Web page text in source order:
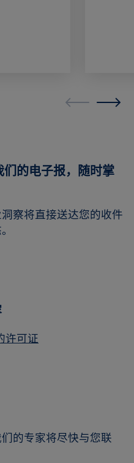
的电子报，随时掌
察将直接送达您的收件
许可证
的专家将尽快与您联